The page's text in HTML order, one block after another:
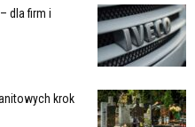
dla firm i
krok